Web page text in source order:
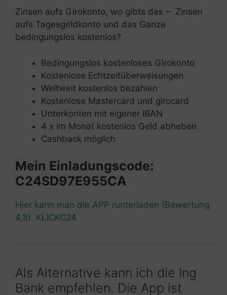
Zinsen aufs Girokonto, wo gibts das – Zinsen
aufs Tagesgeldkonto und das Ganze
bedingungslos kostenlos?
Bedingungslos kostenloses Girokonto
Kostenlose Echtzeitüberweisungen
Weltweit kostenlos bezahlen
Kostenlose Mastercard und girocard
Unterkonten mit eigener IBAN
4 x im Monat kostenlos Geld abheben
Cashback möglich
Mein Einladungscode:
C24SD97E955CA
Hier kann man die APP runterladen (Bewertung
4,8) KLICKC24
Als Alternative kann ich die Ing
Bank empfehlen. Die App ist